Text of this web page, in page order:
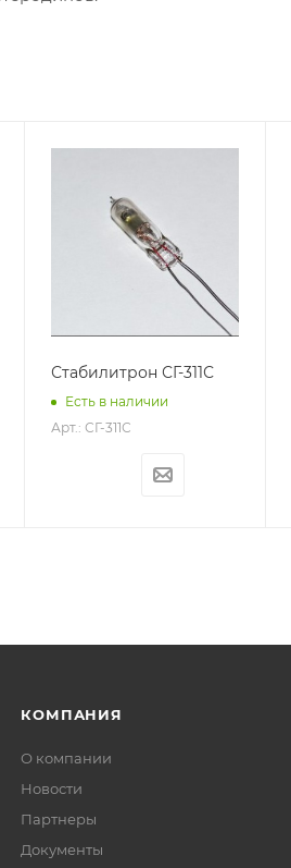
Стабилитрон СГ-311С
Есть в наличии
Арт.: СГ-311С
КОМПАНИЯ
О компании
Новости
Партнеры
Документы